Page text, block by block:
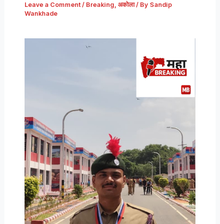
Leave a Comment / Breaking अकोला/ By Sandip
Wankhade